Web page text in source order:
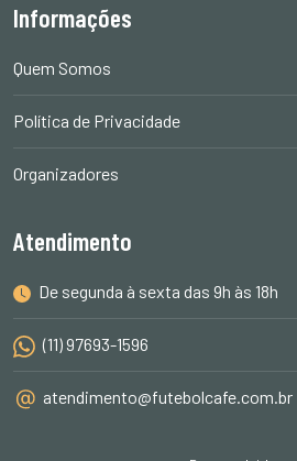
Informações
Quem Somos
Política de Privacidade
Organizadores
Atendimento
De segunda à sexta das 9h às 18h
(11) 97693-1596
atendimento@futebolcafe.com.br